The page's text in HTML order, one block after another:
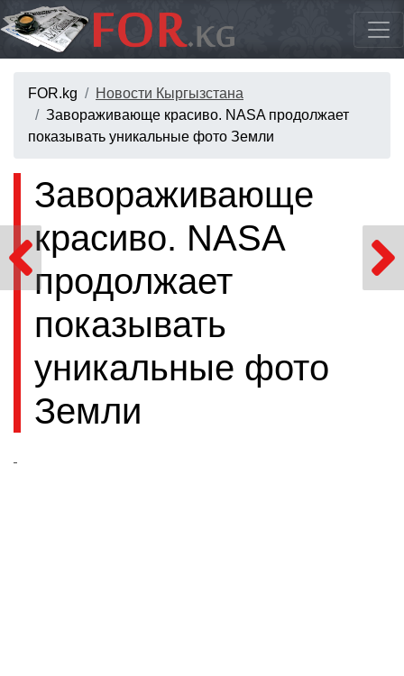
FOR.kg
Новости Кыргызстана
Завораживающе красиво. NASA продолжает
показывать уникальные фото Земли
Завораживающе
красиво. NASA
продолжает
показывать
уникальные фото
Земли